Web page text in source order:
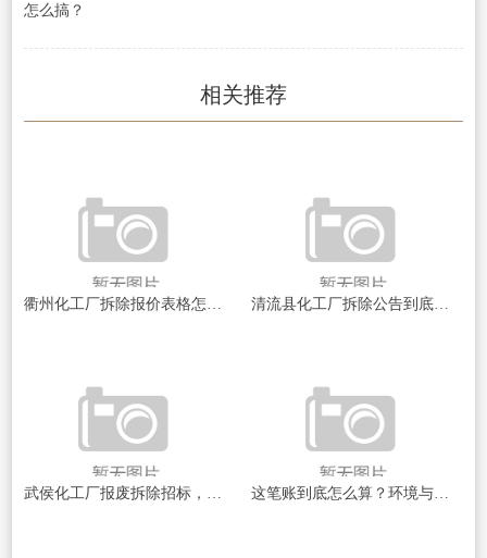
怎么搞？
相关推荐
清流县化工厂拆除公告到底说了啥？一文帮你理清楚
这笔账到底怎么算？环境与安全的“硬道理”